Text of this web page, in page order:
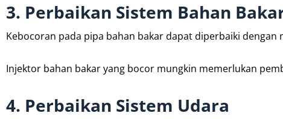
3. Perbaikan Sistem Bahan
Kebocoran pada pipa bahan bakar dapat diperbaiki dengan
Injektor bahan bakar yang bocor mungkin memerlukan
4. Perbaikan Sistem Udara